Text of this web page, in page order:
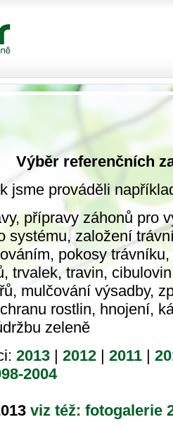
Výběr referenčních
jsme prováděli
přípravy záhonů pro
systému, založení
pokosy
trvalek, travin,
mulčování výsadby,
rostlin, hnojení,
zeleně
2013| 2012| 2011|
2004
viz též: fotogalerie